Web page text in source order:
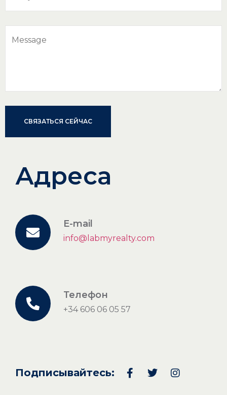
СВЯЗАТЬСЯ СЕЙЧАС
Адреса
E-mail
info@labmyrealty.com
Телефон
+34 606 06 05 57
Подписывайтесь: